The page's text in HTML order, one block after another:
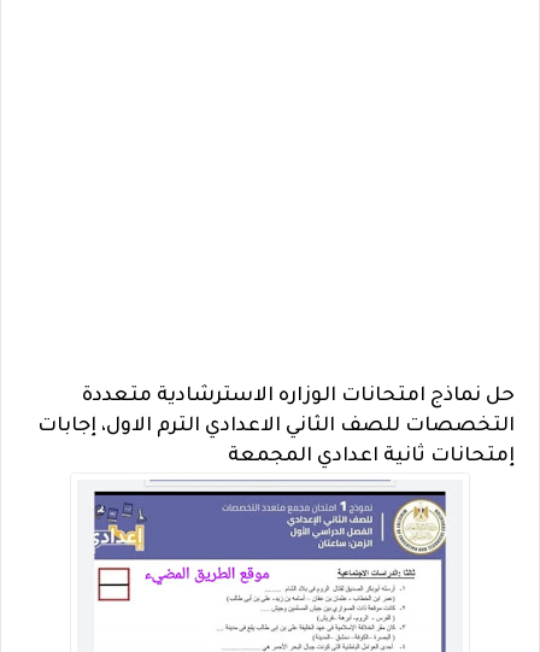
حل نماذج امتحانات الوزاره الاسترشادية متعددة
التخصصات للصف الثاني الاعدادي الترم الاول، إجابات
إمتحانات ثانية اعدادي المجمعة